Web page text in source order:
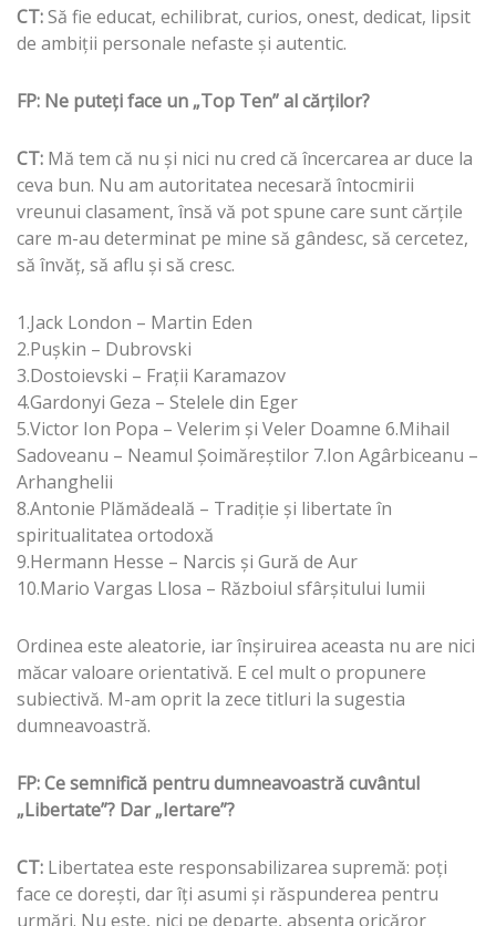
CT:Să fie educat, echilibrat, curios, onest, dedicat, lipsit
de ambiţii personale nefaste şi autentic.
FP: Ne puteţi face un „Top Ten” al cărţilor?
CT: Mă tem că nu şi nici nu cred că încercarea ar duce la
ceva bun. Nu am autoritatea necesară întocmirii
vreunui clasament, însă vă pot spune care sunt cărţile
care m-au determinat pe mine să gândesc, să cercetez,
să învăţ, să aflu şi să cresc.
1.Jack London – Martin Eden
2.Puşkin – Dubrovski
3.Dostoievski – Fraţii Karamazov
4.Gardonyi Geza – Stelele din Eger
5.Victor Ion Popa – Velerim şi Veler Doamne 6.Mihail
Sadoveanu – Neamul Şoimăreştilor 7.Ion Agârbiceanu –
Arhanghelii
8.Antonie Plămădeală – Tradiţie şi libertate în
spiritualitatea ortodoxă
9.Hermann Hesse – Narcis şi Gură de Aur
10.Mario Vargas Llosa – Războiul sfârşitului lumii
Ordinea este aleatorie, iar înşiruirea aceasta nu are nici
măcar valoare orientativă. E cel mult o propunere
subiectivă. M-am oprit la zece titluri la sugestia
dumneavoastră.
FP: Ce semnifică pentru dumneavoastră cuvântul
„Libertate”? Dar „Iertare”?
CT: Libertatea este responsabilizarea supremă: poţi
face ce doreşti, dar îţi asumi şi răspunderea pentru
urmări. Nu este, nici pe departe, absenţa oricăror